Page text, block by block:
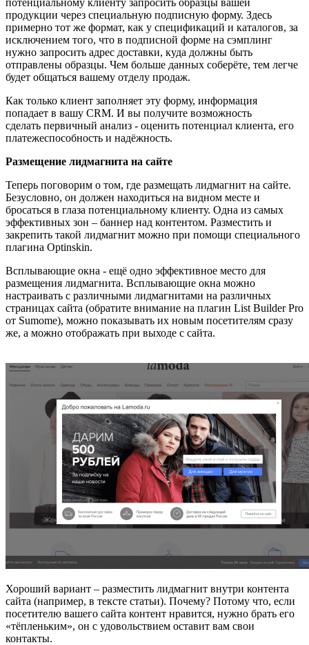
потенциальному клиенту запросить образцы вашей
продукции через специальную подписную форму. Здесь
примерно тот же формат, как у спецификаций и каталогов, за
исключением того, что в подписной форме на сэмплинг
нужно запросить адрес доставки, куда должны быть
отправлены образцы. Чем больше данных соберёте, тем легче
будет общаться вашему отделу продаж.
Как только клиент заполняет эту форму, информация
попадает в вашу CRM. И вы получите возможность
сделать первичный анализ - оценить потенциал клиента, его
платежеспособность и надёжность.
Размещение лидмагнита на сайте
Теперь поговорим о том, где размещать лидмагнит на сайте.
Безусловно, он должен находиться на видном месте и
бросаться в глаза потенциальному клиенту. Одна из самых
эффективных зон – баннер над контентом. Разместить и
закрепить такой лидмагнит можно при помощи специального
плагина Optinskin.
Всплывающие окна - ещё одно эффективное место для
размещения лидмагнита. Всплывающие окна можно
настраивать с различными лидмагнитами на различных
страницах сайта (обратите внимание на плагин List Builder Pro
от Sumome), можно показывать их новым посетителям сразу
же, а можно отображать при выходе с сайта.
Хороший вариант – разместить лидмагнит внутри контента
сайта (например, в тексте статьи). Почему? Потому что, если
посетителю вашего сайта контент нравится, нужно брать его
«тёпленьким», он с удовольствием оставит вам свои
контакты.